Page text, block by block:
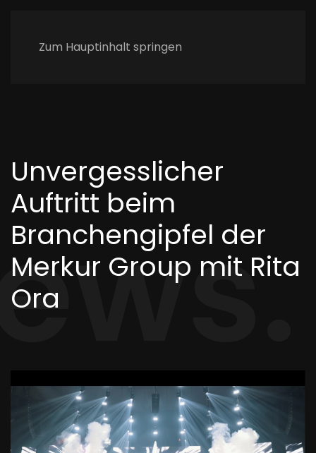
Zum Hauptinhalt springen
Unvergesslicher
Auftritt beim
Branchengipfel der
Merkur Group mit Rita
Ora